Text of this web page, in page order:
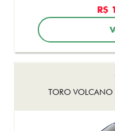
FALE
De: